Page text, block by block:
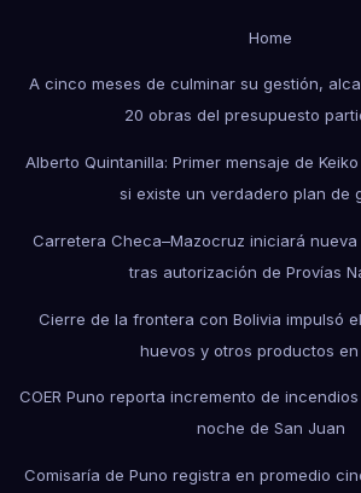
Home
A cinco meses de culminar su gestión,
20 obras del presupuesto
Alberto Quintanilla: Primer mensaje de
si existe un verdadero plan de
Carretera Checa–Mazocruz iniciará
tras autorización de Provías
Cierre de la frontera con Bolivia impulsó
huevos y otros productos en
COER Puno reporta incremento de
noche de San Juan
Comisaría de Puno registra en promedio